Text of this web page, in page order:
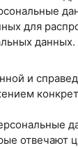
для
данных.
и
отвечают